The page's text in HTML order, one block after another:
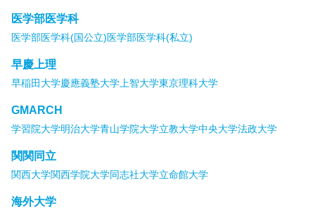
医学部医学科
医学部医学科(国公立)医学部医学科(私立)
早慶上理
早稲田大学慶應義塾大学 上智大学東京理科大学
GMARCH
学習院大学明治大学青山学院大学立教大学中央大学法政大学
関関同立
関西大学関西学院大学同志社大学立命館大学
海外大学